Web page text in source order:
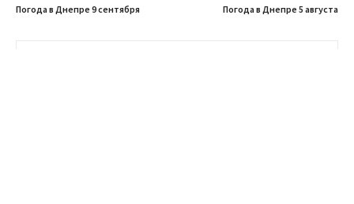
Погода в Днепре 9 сентября Погода в Днепре 5 августа